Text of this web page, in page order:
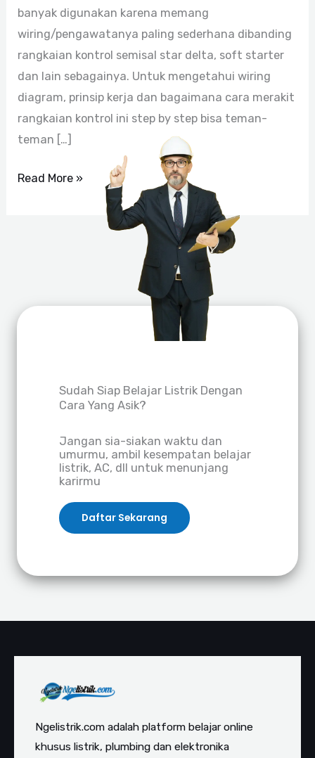
banyak digunakan karena memang
wiring/pengawatanya paling sederhana dibanding
rangkaian kontrol semisal star delta, soft starter
dan lain sebagainya. Untuk mengetahui wiring
diagram, prinsip kerja dan bagaimana cara merakit
rangkaian kontrol ini step by step bisa teman-
teman […]
Read More »
Sudah Siap Belajar Listrik Dengan
Cara Yang Asik?
Jangan sia-siakan waktu dan
umurmu, ambil kesempatan belajar
listrik, AC, dll untuk menunjang
karirmu
Daftar Sekarang
Ngelistrik.com adalah platform belajar online
khusus listrik, plumbing dan elektronika